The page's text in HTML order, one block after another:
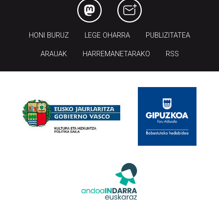
HONI BURUZ LEGE OHARRA PUBLIZITATEA
ARAUAK HARREMANETARAKO RSS